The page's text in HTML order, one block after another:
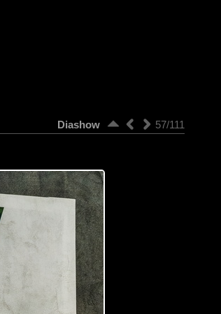
57/111
Diashow